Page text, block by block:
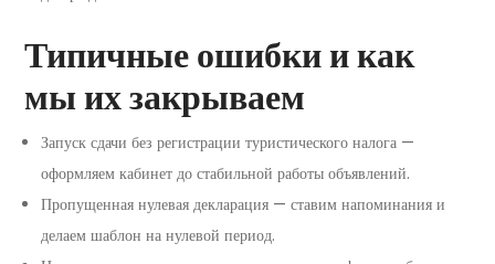
Типичные ошибки и как
мы их закрываем
Запуск сдачи без регистрации туристического налога —
оформляем кабинет до стабильной работы объявлений.
Пропущенная нулевая декларация — ставим напоминания и
делаем шаблон на нулевой период.